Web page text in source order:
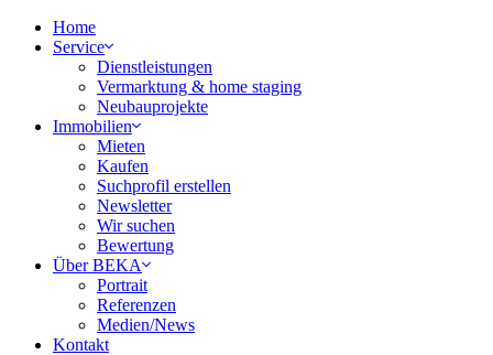
Home
Service
Dienstleistungen
Vermarktung & home staging
Neubauprojekte
Immobilien
Mieten
Kaufen
Suchprofil erstellen
Newsletter
Wir suchen
Bewertung
Über BEKA
Portrait
Referenzen
Medien/News
Kontakt